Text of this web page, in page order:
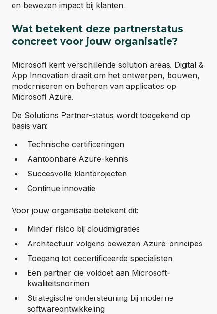
en bewezen impact bij klanten.
Wat betekent deze partnerstatus
concreet voor jouw organisatie?
Microsoft kent verschillende solution areas. Digital &
App Innovation draait om het ontwerpen, bouwen,
moderniseren en beheren van applicaties op
Microsoft Azure.
De Solutions Partner-status wordt toegekend op
basis van:
Technische certificeringen
Aantoonbare Azure-kennis
Succesvolle klantprojecten
Continue innovatie
Voor jouw organisatie betekent dit:
Minder risico bij cloudmigraties
Architectuur volgens bewezen Azure-principes
Toegang tot gecertificeerde specialisten
Een partner die voldoet aan Microsoft-
kwaliteitsnormen
Strategische ondersteuning bij moderne
softwareontwikkeling